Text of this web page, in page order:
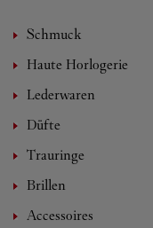
Schmuck
Haute Horlogerie
Lederwaren
Düfte
Trauringe
Brillen
Accessoires